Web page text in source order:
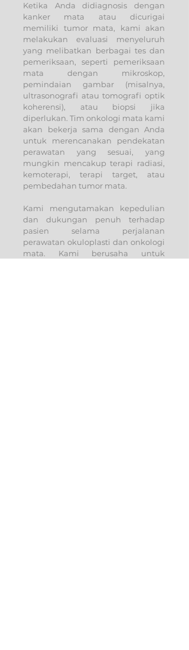
Ketika Anda didiagnosis dengan
kanker mata atau dicurigai
memiliki tumor mata, kami akan
melakukan evaluasi menyeluruh
yang melibatkan berbagai tes dan
pemeriksaan, seperti pemeriksaan
mata dengan mikroskop,
pemindaian gambar (misalnya,
ultrasonografi atau tomografi optik
koherensi), atau biopsi jika
diperlukan. Tim onkologi mata kami
akan bekerja sama dengan Anda
untuk merencanakan pendekatan
perawatan yang sesuai, yang
mungkin mencakup terapi radiasi,
kemoterapi, terapi target, atau
pembedahan tumor mata.
Kami mengutamakan kepedulian
dan dukungan penuh terhadap
pasien selama perjalanan
perawatan okuloplasti dan onkologi
mata. Kami berusaha untuk